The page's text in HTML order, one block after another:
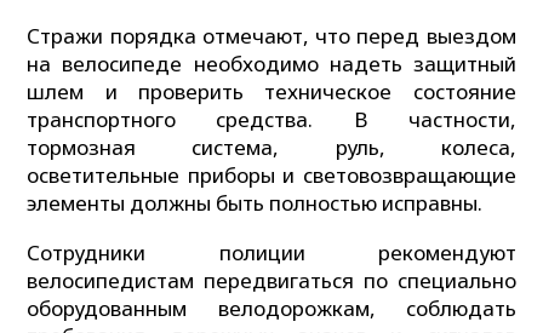
Стражи порядка отмечают, что перед выездом
на велосипеде необходимо надеть защитный
шлем и проверить техническое состояние
транспортного средства. В частности,
тормозная система, руль, колеса,
осветительные приборы и световозвращающие
элементы должны быть полностью исправны.
Сотрудники полиции рекомендуют
велосипедистам передвигаться по специально
оборудованным велодорожкам, соблюдать